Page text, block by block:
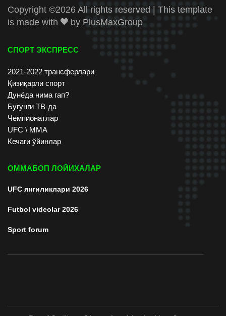
Copyright ©2026 All rights reserved | This template
is made with
by PlusMaxGroup
СПОРТ ЭКСПРЕСС
2021-2022 трансферлари
Қизиқарли спорт
Дунёда нима гап?
Бугунги ТВ-да
Чемпионатлар
UFC \ ММА
Кечаги ўйинлар
ОММАБОП ЛОЙИХАЛАР
UFC янгиликлари 2026
Futbol videolar 2026
Sport forum